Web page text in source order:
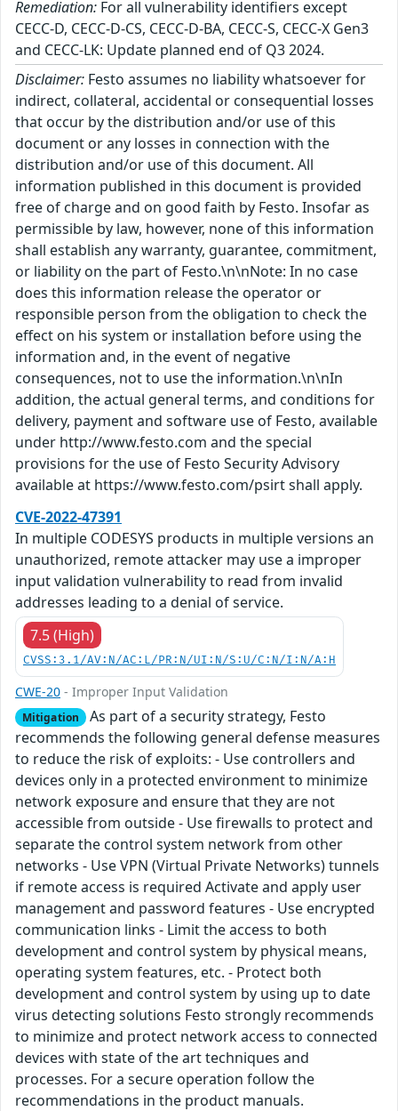
Remediation: For all vulnerability identifiers except
CECC-D, CECC-D-CS, CECC-D-BA, CECC-S, CECC-X Gen3
and CECC-LK: Update planned end of Q3 2024.
Disclaimer: Festo assumes no liability whatsoever for
indirect, collateral, accidental or consequential losses
that occur by the distribution and/or use of this
document or any losses in connection with the
distribution and/or use of this document. All
information published in this document is provided
free of charge and on good faith by Festo. Insofar as
permissible by law, however, none of this information
shall establish any warranty, guarantee, commitment,
or liability on the part of Festo.\n\nNote: In no case
does this information release the operator or
responsible person from the obligation to check the
effect on his system or installation before using the
information and, in the event of negative
consequences, not to use the information.\n\nIn
addition, the actual general terms, and conditions for
delivery, payment and software use of Festo, available
under http://www.festo.com and the special
provisions for the use of Festo Security Advisory
available at https://www.festo.com/psirt shall apply.
CVE-2022-47391
In multiple CODESYS products in multiple versions an
unauthorized, remote attacker may use a improper
input validation vulnerability to read from invalid
addresses leading to a denial of service.
7.5 (High)
CVSS:3.1/AV:N/AC:L/PR:N/UI:N/S:U/C:N/I:N/A:H
CWE-20 - Improper Input Validation
Mitigation As part of a security strategy, Festo
recommends the following general defense measures
to reduce the risk of exploits: - Use controllers and
devices only in a protected environment to minimize
network exposure and ensure that they are not
accessible from outside - Use firewalls to protect and
separate the control system network from other
networks - Use VPN (Virtual Private Networks) tunnels
if remote access is required Activate and apply user
management and password features - Use encrypted
communication links - Limit the access to both
development and control system by physical means,
operating system features, etc. - Protect both
development and control system by using up to date
virus detecting solutions Festo strongly recommends
to minimize and protect network access to connected
devices with state of the art techniques and
processes. For a secure operation follow the
recommendations in the product manuals.